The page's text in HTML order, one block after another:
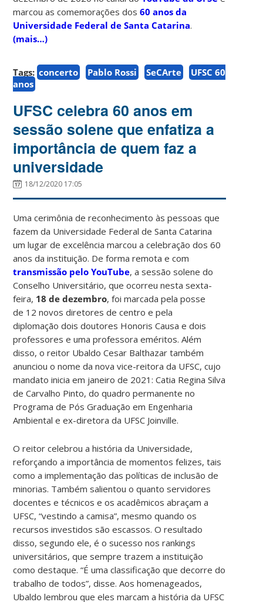
marcou as comemorações dos60 anos da
Universidade Federal de Santa Catarina.
(mais…)
Tags: concerto Pablo Rossi SeCArte
UFSC 60
anos
UFSC celebra 60 anos em
sessão solene que enfatiza a
importância de quem faz a
universidade
18/12/2020 17:05
Uma cerimônia de reconhecimento às pessoas que
fazem da Universidade Federal de Santa Catarina
um lugar de excelência marcou a celebração dos 60
anos da instituição. De forma remota e com
transmissão pelo YouTube, a sessão solene do
Conselho Universitário, que ocorreu nesta sexta-
feira, 18 de dezembro, foi marcada pela posse
de 12 novos diretores de centro e pela
diplomação dois doutores Honoris Causa e dois
professores e uma professora eméritos. Além
disso, o reitor Ubaldo Cesar Balthazar também
anunciou o nome da nova vice-reitora da UFSC, cujo
mandato inicia em janeiro de 2021:Catia Regina Silva
de Carvalho Pinto, do quadro permanente no
Programa de Pós Graduação em Engenharia
Ambiental e ex-diretora da UFSC Joinville.
O reitor celebrou a história da Universidade,
reforçando a importância de momentos felizes, tais
como a implementação das políticas de inclusão de
minorias. Também salientou o quanto servidores
docentes e técnicos e os acadêmicos abraçam a
UFSC, “vestindo a camisa”, mesmo quando os
recursos investidos são escassos. O resultado
disso, segundo ele, é o sucesso nos rankings
universitários, que sempre trazem a instituição
como destaque. “É uma classificação que decorre do
trabalho de todos”, disse. Aos homenageados,
Ubaldo lembrou que eles marcam a história da UFSC